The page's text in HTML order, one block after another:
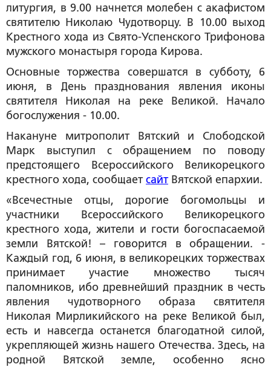
литургия, в 9.00 начнется молебен с акафистом
святителю Николаю Чудотворцу. В 10.00 выход
Крестного хода из Свято-Успенского Трифонова
мужского монастыря города Кирова.
Основные торжества совершатся в субботу, 6
июня, в День празднования явления иконы
святителя Николая на реке Великой. Начало
богослужения - 10.00.
Накануне митрополит Вятский и Слободской
Марк выступил с обращением по поводу
предстоящего Всероссийского Великорецкого
крестного хода, сообщает сайтВятской епархии.
«Всечестные отцы, дорогие богомольцы и
участники Всероссийского Великорецкого
крестного хода, жители и гости богоспасаемой
земли Вятской! – говорится в обращении. -
Каждый год, 6 июня, в великорецких торжествах
принимает участие множество тысяч
паломников, ибо древнейший праздник в честь
явления чудотворного образа святителя
Николая Мирликийского на реке Великой был,
есть и навсегда останется благодатной силой,
укрепляющей жизнь нашего Отечества. Здесь, на
родной Вятской земле, особенно ясно